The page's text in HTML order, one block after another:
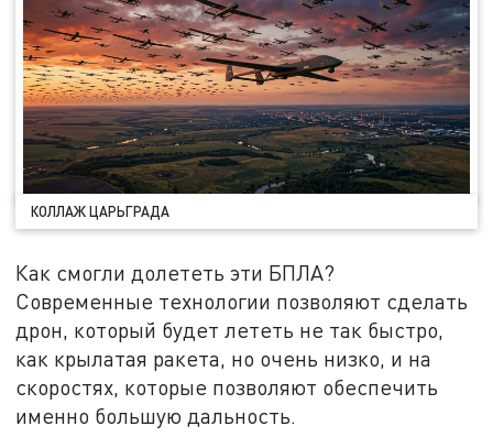
КОЛЛАЖ ЦАРЬГРАДА
Как смогли долететь эти БПЛА?
Современные технологии позволяют сделать
дрон, который будет лететь не так быстро,
как крылатая ракета, но очень низко, и на
скоростях, которые позволяют обеспечить
именно большую дальность.